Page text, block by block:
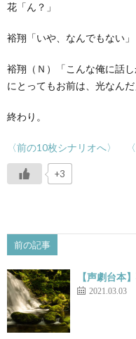
花「ん？」
裕翔「いや、なんでもない」
裕翔（Ｎ）「こんな俺に話
にとってもお前は、光なんだ
終わり。
〈前の10枚シナリオへ〉
+3
前の記事
【声劇台本
2021.03.03